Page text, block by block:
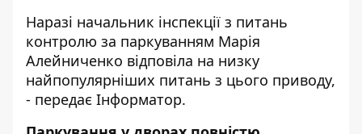
Наразі начальник інспекції з питань
контролю за паркуванням Марія
Алейниченко відповіла на низку
найпопулярніших питань з цього приводу,
- передає Інформатор.